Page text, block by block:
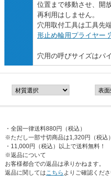
位置まで移動させ、開
再利用はしません。
穴用取付工具は工具先
形止め輪用プライヤー
穴用の呼びサイズはパ
・全国一律送料880円（税込）
※ただし一部寸切商品は1,320円（税込）
・11,000円（税込）以上で送料無料！
※返品について
お客様都合での返品は承りかねます。
返品に関してはこちら よりご確認くださ